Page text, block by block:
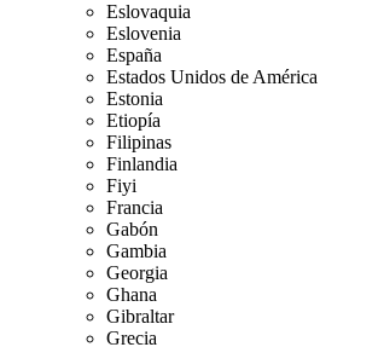
Eslovaquia
Eslovenia
España
Estados Unidos de América
Estonia
Etiopía
Filipinas
Finlandia
Fiyi
Francia
Gabón
Gambia
Georgia
Ghana
Gibraltar
Grecia